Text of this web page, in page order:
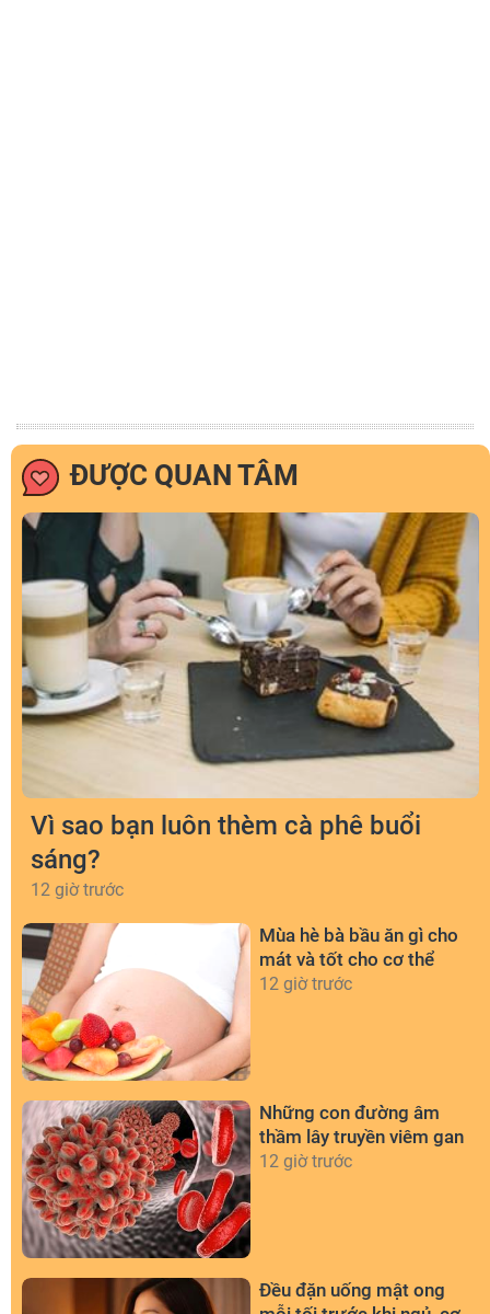
ĐƯỢC QUAN TÂM
Vì sao bạn luôn thèm cà phê buổi
sáng?
12 giờ trước
Mùa hè bà bầu ăn gì cho
mát và tốt cho cơ thể
12 giờ trước
Những con đường âm
thầm lây truyền viêm gan
12 giờ trước
Đều đặn uống mật ong